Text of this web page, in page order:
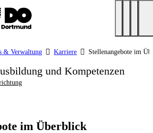
& Verwaltung Karriere Stellenangebote im
und Kompetenzen
im Überblick